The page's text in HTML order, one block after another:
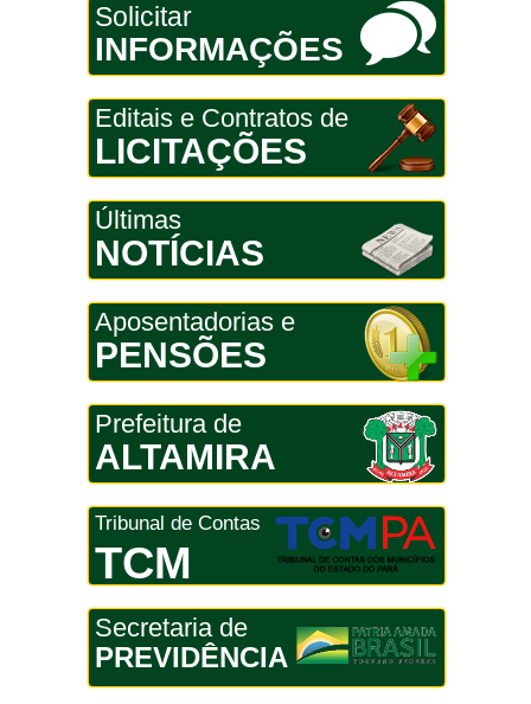
Solicitar
INFORMAÇÕES
Editais e Contratos de
LICITAÇÕES
Últimas
NOTÍCIAS
Aposentadorias e
PENSÕES
Prefeitura de
ALTAMIRA
Tribunal de Contas
TCM
Secretaria de
PREVIDÊNCIA